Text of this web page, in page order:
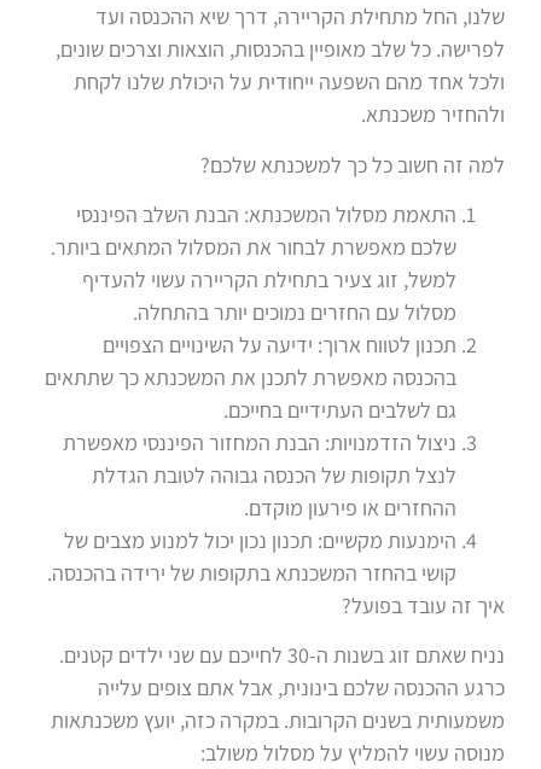
שלנו, החל מתחילת הקריירה, דרך שיא ההכנסה ועד
לפרישה. כל שלב מאופיין בהכנסות, הוצאות וצרכים שונים,
ולכל אחד מהם השפעה ייחודית על היכולת שלנו לקחת
ולהחזיר משכנתא.
למה זה חשוב כל כך למשכנתא שלכם?
התאמת מסלול המשכנתא: הבנת השלב הפיננסי
שלכם מאפשרת לבחור את המסלול המתאים ביותר.
למשל, זוג צעיר בתחילת הקריירה עשוי להעדיף
מסלול עם החזרים נמוכים יותר בהתחלה.
תכנון לטווח ארוך: ידיעה על השינויים הצפויים
בהכנסה מאפשרת לתכנן את המשכנתא כך שתתאים
גם לשלבים העתידיים בחייכם.
ניצול הזדמנויות: הבנת המחזור הפיננסי מאפשרת
לנצל תקופות של הכנסה גבוהה לטובת הגדלת
ההחזרים או פירעון מוקדם.
הימנעות מקשיים: תכנון נכון יכול למנוע מצבים של
קושי בהחזר המשכנתא בתקופות של ירידה בהכנסה.
איך זה עובד בפועל?
נניח שאתם זוג בשנות ה-30 לחייכם עם שני ילדים קטנים.
כרגע ההכנסה שלכם בינונית, אבל אתם צופים עלייה
משמעותית בשנים הקרובות. במקרה כזה, יועץ משכנתאות
מנוסה עשוי להמליץ על מסלול משולב: